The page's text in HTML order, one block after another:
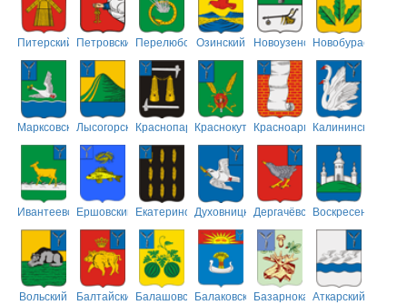
Питерский ПетровскийПерелюбскийОзинский НовоузенскийНовобурасский
МарксовскийЛысогорскийКраснопартизанский
КраснокутскийКрасноармейский
Калининский
ИвантеевскийЕршовский ЕкатериновскийДуховницкийДергачёвскийВоскресенский
Вольский БалтайскийБалашовскийБалаковскийБазарнокарабулакский
Аткарский